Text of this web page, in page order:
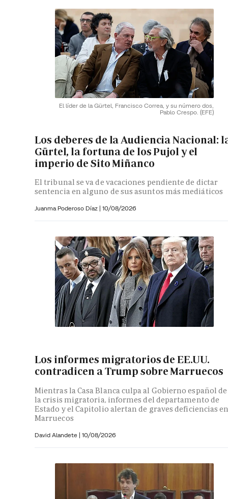
El líder de la Gürtel, Francisco Correa, y su número dos,
Pablo Crespo. (EFE)
Los deberes de la Audiencia Nacional:
Gürtel, la fortuna de los Pujol y el
imperio de Sito Miñanco
El tribunal se va de vacaciones pendiente de dictar
sentencia en alguno de sus asuntos más mediáticos
Juanma Poderoso Díaz | 10/08/2026
Los informes migratorios de EE.UU.
contradicen a Trump sobre Marruecos
Mientras la Casa Blanca culpa al Gobierno español de
la crisis migratoria, informes del departamento de
Estado y el Capitolio alertan de graves deficiencias
Marruecos
David Alandete | 10/08/2026